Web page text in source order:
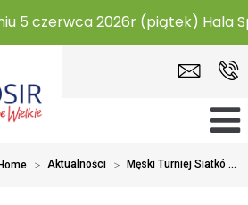
5 czerwca 2026r (piątek) Hala
Home > Aktualności > Męski Turniej Siatkó ...